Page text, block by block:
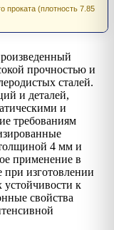
проката (плотность 7.85
прочностью и
сталей.
и деталей,
и
требованиям
4 мм и
применение в
при изготовлении
к
свойства